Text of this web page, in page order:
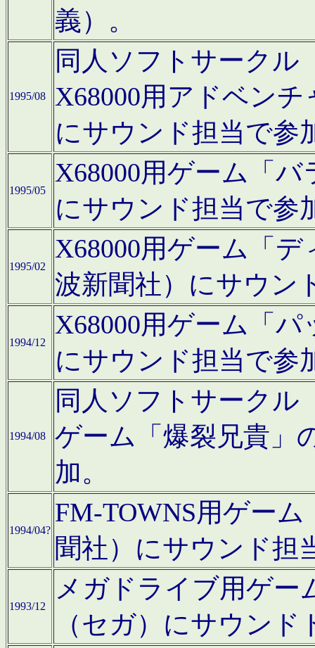
義）。
1995/08
同人ソフトサークル
X68000用アドベン
にサウンド担当で参
1995/05
X68000用ゲーム「
にサウンド担当で参
1995/02
X68000用ゲーム「
波新聞社）にサウン
1994/12
X68000用ゲーム「
にサウンド担当で参
1994/08
同人ソフトサークル
ゲーム「爆裂兄貴」
加。
1994/04?
FM-TOWNS用ゲー
聞社）にサウンド担
1993/12
メガドライブ用ゲー
（セガ）にサウン